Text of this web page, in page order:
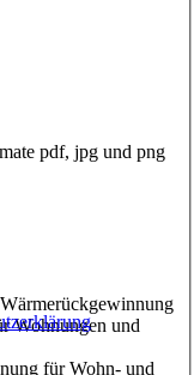
Wohnungen und
für Wohn- und
pdf, jpg und png